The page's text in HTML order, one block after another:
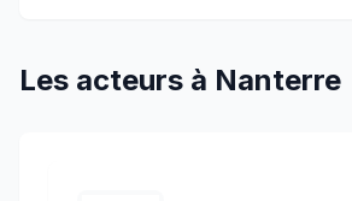
Les acteurs à Nanterre